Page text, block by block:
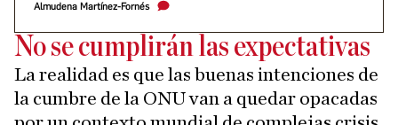
Almudena Martínez-Fornés
No se cumplirán las expectativas
La realidad es que las buenas intenciones de
la cumbre de la ONU van a quedar opacadas